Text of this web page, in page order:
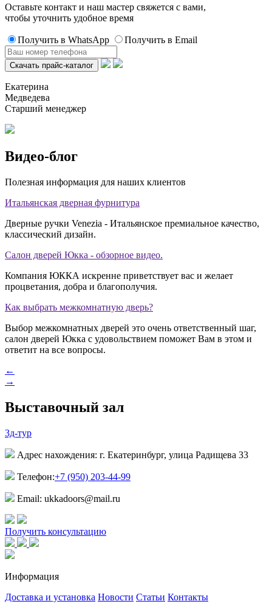
Оставьте контакт и наш мастер свяжется с вами,
чтобы уточнить удобное время
Получить в WhatsApp Получить в Email
Екатерина
Медведева
Старший менеджер
Видео-блог
Полезная информация для наших клиентов
Итальянская дверная фурнитура
Дверные ручки Venezia - Итальянское премиальное качество,
классический дизайн.
Салон дверей Юкка - обзорное видео.
Компания ЮККА искренне приветствует вас и желает
процветания, добра и благополучия.
Как выбрать межкомнатную дверь?
Выбор межкомнатных дверей это очень ответственный шаг,
салон дверей Юкка с удовольствием поможет Вам в этом и
ответит на все вопросы.
←
→
Выставочный зал
3д-тур
Адрес нахождения: г. Екатеринбург, улица Радищева 33
Телефон:+7 (950) 203-44-99
Email: ukkadoors@mail.ru
Получить консультацию
Информация
Доставка и установка Новости Статьи Контакты